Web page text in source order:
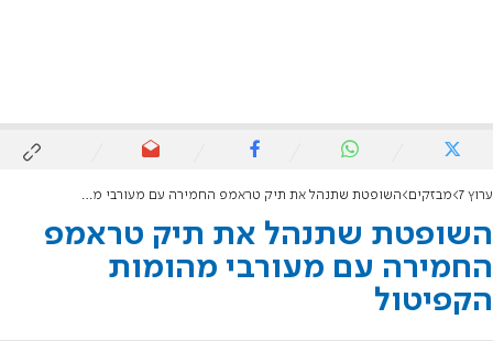
ערוץ 7 מבזקים השופטת שתנהל את תיק טראמפ החמירה עם מעורבי מהומות הקפיטול
השופטת שתנהל את תיק טראמפ
החמירה עם מעורבי מהומות
הקפיטול